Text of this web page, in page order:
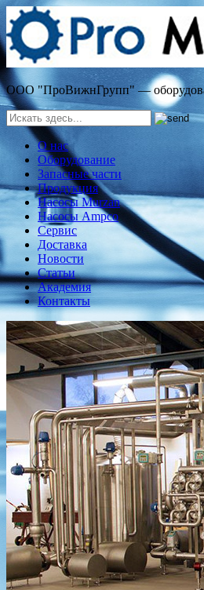
ООО "ПроВижнГрупп" —
О нас
Оборудование
Запасные части
Продукция
Насосы Murzan
Насосы Ampco
Сервис
Доставка
Новости
Статьи
Академия
Контакты